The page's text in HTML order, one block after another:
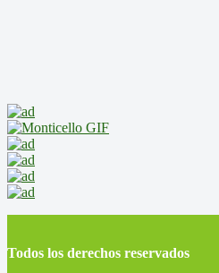
Todos los derechos reservados